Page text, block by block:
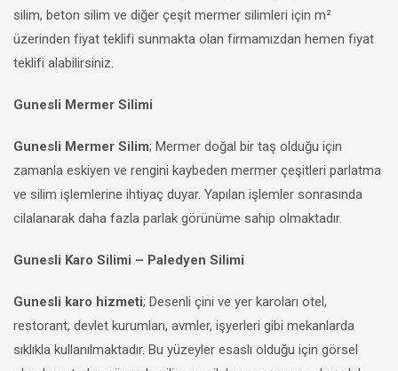
silim, beton silim ve diğer çeşit mermer silimleri için m²
üzerinden fiyat teklifi sunmakta olan firmamızdan hemen fiyat
teklifi alabilirsiniz.
Gunesli Mermer Silimi
Gunesli Mermer Silim; Mermer doğal bir taş olduğu için
zamanla eskiyen ve rengini kaybeden mermer çeşitleri parlatma
ve silim işlemlerine ihtiyaç duyar. Yapılan işlemler sonrasında
cilalanarak daha fazla parlak görünüme sahip olmaktadır.
Gunesli Karo Silimi – Paledyen Silimi
Gunesli karo hizmeti; Desenli çini ve yer karoları otel,
restorant, devlet kurumları, avmler, işyerleri gibi mekanlarda
sıklıkla kullanılmaktadır. Bu yüzeyler esaslı olduğu için görsel